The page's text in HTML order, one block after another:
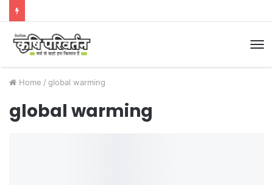
Home / global warming
global warming